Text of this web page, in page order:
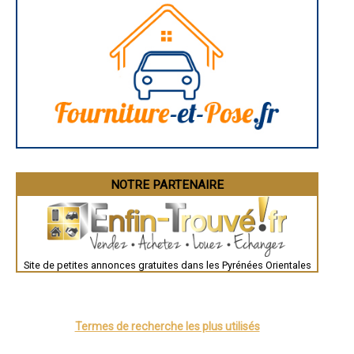
- Artisan Peintre à Latour-de-France
- Artisan Peintre à Prats-de-Mollo-la-Preste
- Artisan Peintre à Montesquieu-des-Albères
- Artisan Peintre à Villemolaque
- Artisan Peintre à Néfiach
- Artisan Peintre à Corbère-les-Cabanes
- Artisan Peintre à Brouilla
- Artisan Peintre à Saillagouse
- Artisan Peintre à Fourques
- Artisan Peintre à Tautavel
- Artisan Peintre à Bolquère
- Artisan Peintre à Opoul-Périllos
- Artisan Peintre à Bouleternère
- Artisan Peintre à Enveitg
- Artisan Peintre à Saint-Féliu-d'Amont
- Artisan Peintre à Cases-de-Pène
- Artisan Peintre à La Cabanasse
- Artisan Peintre à Saint-Jean-Lasseille
- Artisan Peintre à Le Perthus
NOTRE PARTENAIRE
Site de petites annonces gratuites dans les Pyrénées Orientales
Termes de recherche les plus utilisés